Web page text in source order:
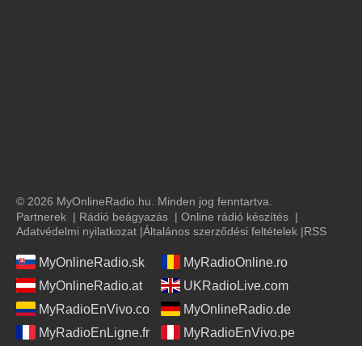
© 2026 MyOnlineRadio.hu. Minden jog fenntartva.
Partnerek | Rádió beágyazás | Online rádió készítés |
Adatvédelmi nyilatkozat |Általános szerződési feltételek |RSS
MyOnlineRadio.sk
MyRadioOnline.ro
MyOnlineRadio.at
UKRadioLive.com
MyRadioEnVivo.co
MyOnlineRadio.de
MyRadioEnLigne.fr
MyRadioEnVivo.pe